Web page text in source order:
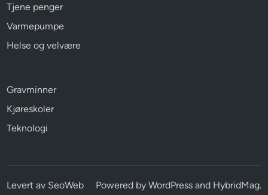
Tjene penger
Varmepumpe
Helse og velvære
Gravminner
Kjøreskoler
Teknologi
Levert av SeoWeb Powered by WordPressand HybridMag.